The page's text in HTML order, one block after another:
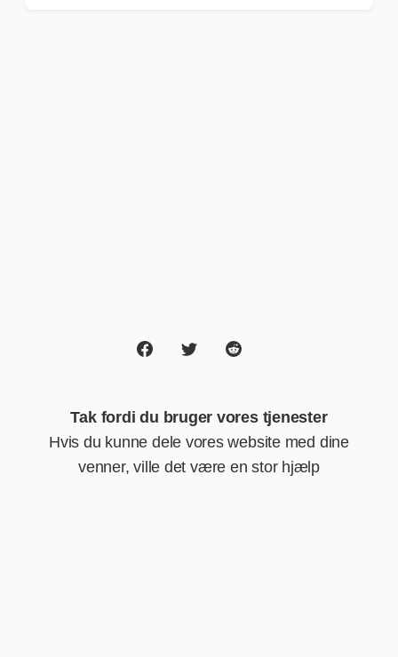
Tak fordi du bruger vores tjenester
Hvis du kunne dele vores website med dine
venner, ville det være en stor hjælp